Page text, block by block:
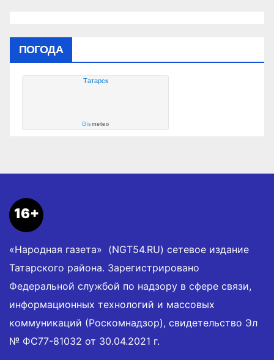
ПОГОДА
Татарск
Gismeteo
16+
«Народная газета» (NGT54.RU) сетевое издание
Татарского района. Зарегистрировано
Федеральной службой по надзору в сфере связи,
информационных технологий и массовых
коммуникаций (Роскомнадзор), свидетельство Эл
№ ФС77-81032 от 30.04.2021 г.